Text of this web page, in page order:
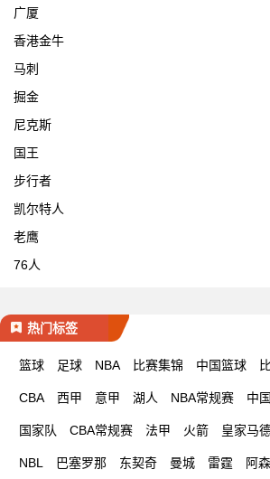
广厦
香港金牛
马刺
掘金
尼克斯
国王
步行者
凯尔特人
老鹰
76人
热门标签
篮球 足球 NBA 比赛集锦 中国篮球
CBA 西甲 意甲 湖人 NBA常规赛 中
国家队 CBA常规赛 法甲 火箭 皇家马
NBL 巴塞罗那 东契奇 曼城 雷霆 阿